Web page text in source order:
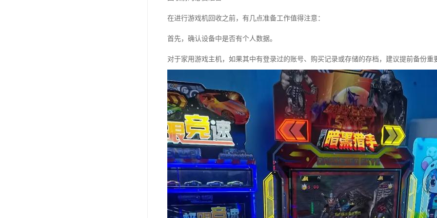
在进行游戏机回收之前，有几点准备工作值得注意：
首先，确认设备中是否有个人数据。
对于家用游戏主机，如果其中有登录过的账号、购买记录或存储的存档，建议提前备份重